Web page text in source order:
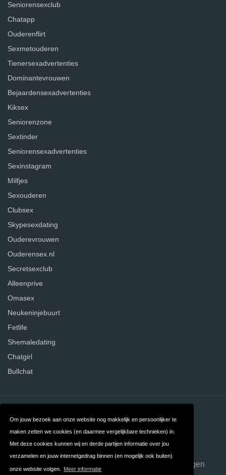
Om jouw bezoek aan onze website nog makkelijk en persoonlijker te
maken zetten we cookies (en daarmee vergelijkbare technieken) in.
Met deze cookies kunnen wij en derde partijen informatie over jou
verzamelen en jouw internetgedrag binnen (en mogelijk ook buiten)
onze website volgen. Meer informatie
Seniorensexclub
Chatapp
Ouderenflirt
Sexmetouderen
Tienersexadvertenties
Dominantevrouwen
Bejaardensexadvertenties
Kiksex
Seniorenzone
Sextinder
Seniorensexadvertenties
Sexinstagram
Milfjes
Sexouderen
Clubsex
Skypesexdating
Ouderevrouwen
Ouderensex.nl
Secretsexclub
Alleenprive
Omasex
Neukeninjebuurt
Fetlife
Shemaledating
Chatgirl
Bullchat
Privacy Algemene
Voorwaarden
Datingsites opzeggen